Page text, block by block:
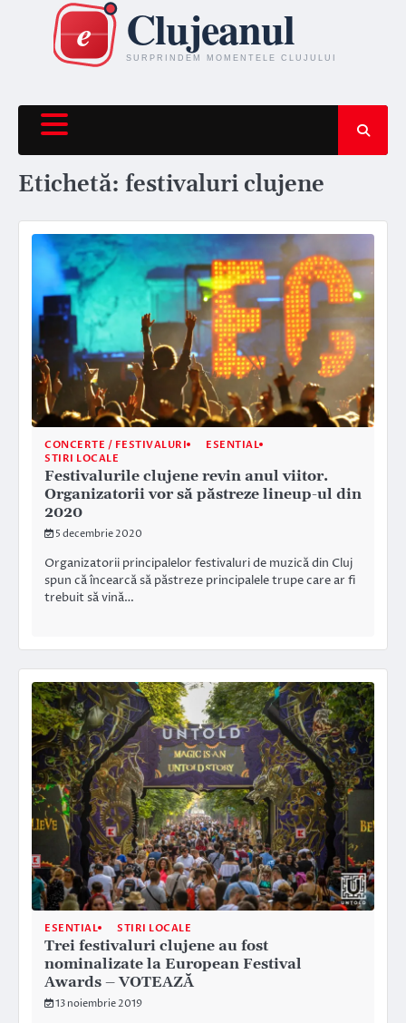
content
Etichetă: festivaluri clujene
CONCERTE / FESTIVALURI
ESENTIAL
STIRI LOCALE
Festivalurile clujene revin anul viitor.
Organizatorii vor să păstreze lineup-ul din
2020
5 decembrie 2020
Organizatorii principalelor festivaluri de muzică din Cluj
spun că încearcă să păstreze principalele trupe care ar fi
trebuit să vină…
ESENTIAL STIRI LOCALE
Trei festivaluri clujene au fost
nominalizate la European Festival
Awards – VOTEAZĂ
13 noiembrie 2019